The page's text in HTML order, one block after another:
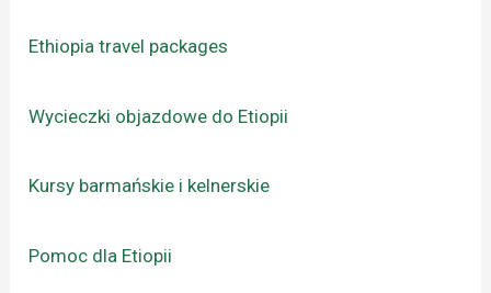
Ethiopia travel packages
Wycieczki objazdowe do Etiopii
Kursy barmańskie i kelnerskie
Pomoc dla Etiopii